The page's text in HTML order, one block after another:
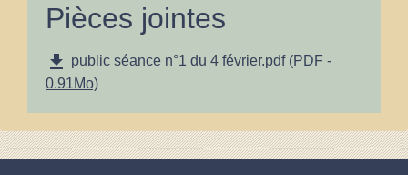
Pièces jointes
file_download public séance n°1 du 4 février.pdf (PDF -
0.91Mo)